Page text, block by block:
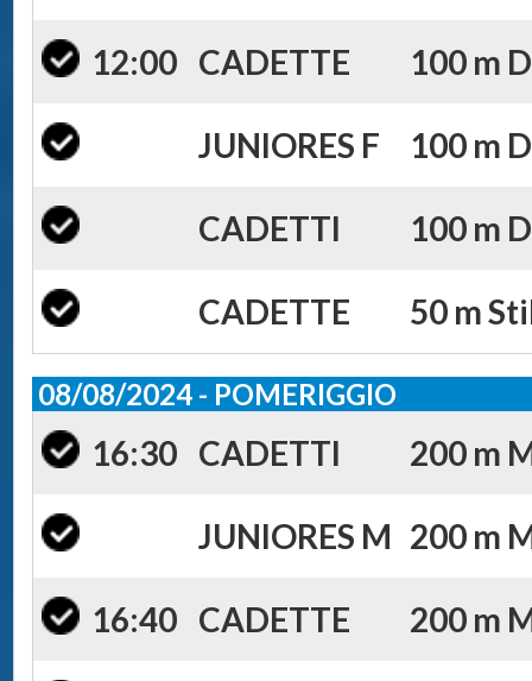
12:00 CADETTE 100 m
JUNIORES F 100 m
CADETTI 100 m
CADETTE 50 m
08/08/2024 - POMERIGGIO
16:30 CADETTI 200 m
JUNIORES M 200 m
16:40 CADETTE 200 m